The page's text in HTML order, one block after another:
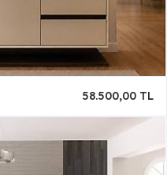
58.500,00 TL